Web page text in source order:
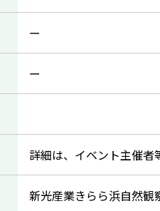
ー
ー
詳細は、イベント主催者
新光産業きらら浜自然観